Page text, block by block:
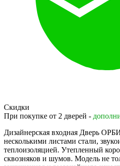
Скидки
При покупке от 2 дверей -
Дизайнерская входная Дверь
несколькими листами стали,
теплоизоляцией. Утепленный
сквозняков и шумов. Модель не